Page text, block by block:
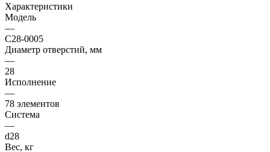
Характеристики
Модель
—
С28-0005
Диаметр отверстий, мм
—
28
Исполнение
—
78 элементов
Система
—
d28
Вес, кг